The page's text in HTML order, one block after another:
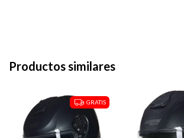
Productos similares
GRATIS